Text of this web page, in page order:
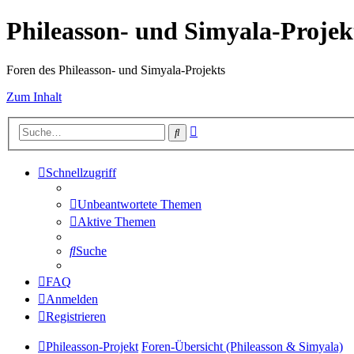
Phileasson- und Simyala-
Foren des Phileasson- und Simyala-Projekts
Zum Inhalt
Suche
Schnellzugriff
Unbeantwortete Themen
Aktive Themen
Suche
FAQ
Anmelden
Registrieren
Phileasson-Projekt Foren-Übersicht (Phileasson & Simyala)